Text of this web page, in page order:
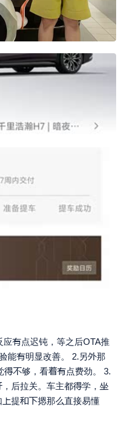
应点迟钝，等之后OTA推
能明显改善。 2.另那
够，看点费劲。 3.
，后拉关。车主都学， 
提摁那么直接易懂